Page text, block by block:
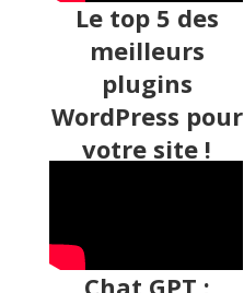
Le top 5 des
meilleurs
plugins
WordPress pour
votre site !